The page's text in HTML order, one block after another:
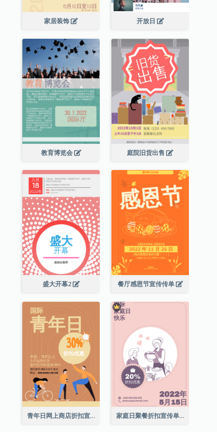
家居装饰 开放日
教育博览会 庭院旧货出售
盛大开幕2 餐厅感恩节宣传传单
青年日网上商店折扣宣传单张 家庭日聚餐折扣宣传单张